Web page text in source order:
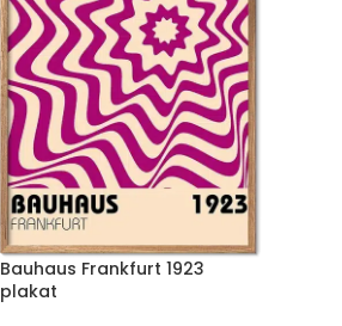
Bauhaus Frankfurt 1923
plakat